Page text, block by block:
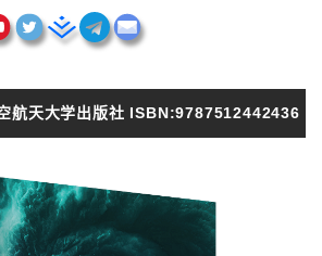
航天大学出版社 ISBN:9787512442436